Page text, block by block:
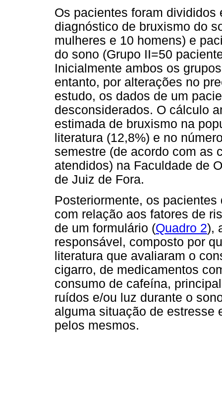
Os pacientes foram
diagnóstico de bruxismo do
mulheres e 10 homens) e
do sono (Grupo II=50
Inicialmente ambos os
entanto, por alterações no
estudo, os dados de um
desconsiderados. O cálculo
estimada de bruxismo na
literatura (12,8%) e no
semestre (de acordo com as
atendidos) na Faculdade de
de Juiz de Fora.
Posteriormente, os
com relação aos fatores de
de um formulário (Quadro 2),
responsável, composto por
literatura que avaliaram o
cigarro, de medicamentos
consumo de cafeína,
ruídos e/ou luz durante o
alguma situação de estresse
pelos mesmos.